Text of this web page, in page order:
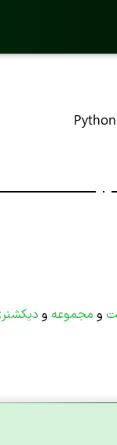
و مجموعه و